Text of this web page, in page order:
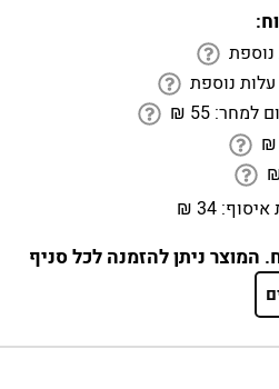
נוספת
למחר:
₪ 55
₪
איסוף: 34 ₪
המוצר ניתן להזמנה לכל סניף